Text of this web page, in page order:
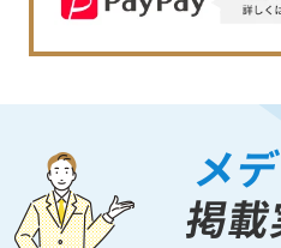
メ
掲